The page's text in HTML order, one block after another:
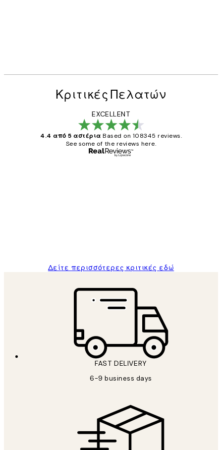
Κριτικές Πελατών
EXCELLENT
4.4 από 5 αστέρια Based on 108345 reviews.
See some of the reviews here.
Δείτε περισσότερες κριτικές εδώ
FAST DELIVERY
6-9 business days